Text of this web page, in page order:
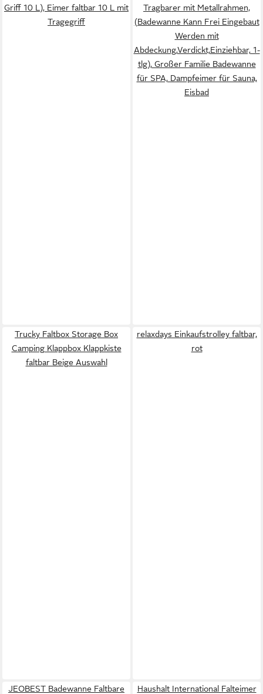
Griff 10 L), Eimer faltbar 10 L mit
Tragegriff
Tragbarer mit Metallrahmen,
(Badewanne Kann Frei Eingebaut
Werden mit
Abdeckung,Verdickt,Einziehbar, 1-
tlg), Großer Familie Badewanne
für SPA, Dampfeimer für Sauna,
Eisbad
Trucky Faltbox Storage Box
Camping Klappbox Klappkiste
faltbar Beige Auswahl
relaxdays Einkaufstrolley faltbar,
rot
JEOBEST Badewanne Faltbare
Haushalt International Falteimer